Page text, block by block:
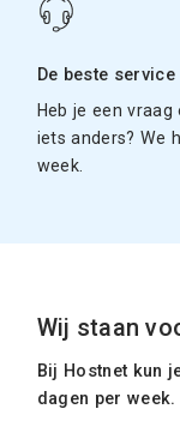
De beste service
Heb je een
iets anders? We
week.
Wij staan
Bij Hostnet kun
dagen per week.